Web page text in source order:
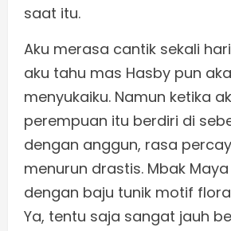
saat itu.
Aku merasa cantik sekali
aku tahu mas Hasby pun
menyukaiku. Namun ketika
perempuan itu berdiri di
dengan anggun, rasa
menurun drastis. Mbak
dengan baju tunik motif
Ya, tentu saja sangat jauh